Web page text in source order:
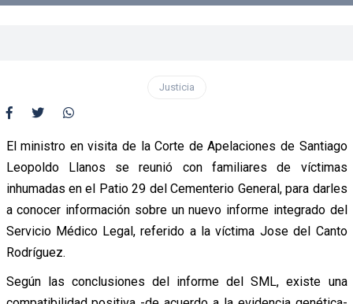
Justicia
El ministro en visita de la Corte de Apelaciones de Santiago
Leopoldo Llanos se reunió con familiares de víctimas
inhumadas en el Patio 29 del Cementerio General, para darles
a conocer información sobre un nuevo informe integrado del
Servicio Médico Legal, referido a la víctima Jose del Canto
Rodríguez.
Según las conclusiones del informe del SML, existe una